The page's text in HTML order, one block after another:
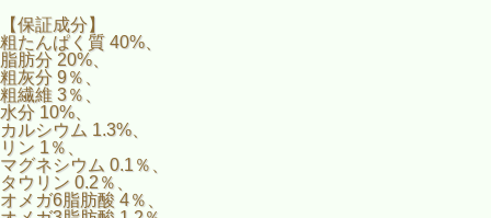
【保証成分】
粗たんぱく質 40%、
脂肪分 20%、
粗灰分 9％、
粗繊維 3％、
水分 10%、
カルシウム 1.3%、
リン 1％、
マグネシウム 0.1％、
タウリン 0.2％、
オメガ6脂肪酸 4％、